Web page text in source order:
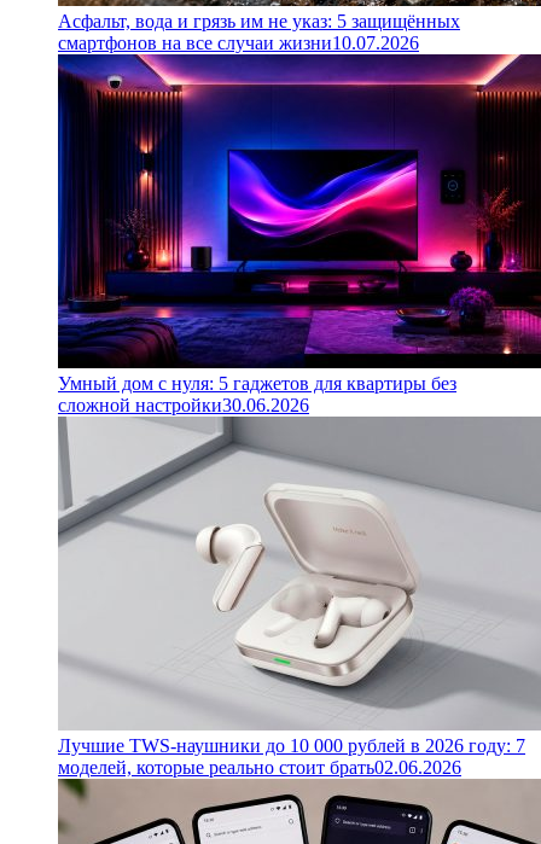
Асфальт, вода и грязь им не указ: 5 защищённых
смартфонов на все случаи жизни10.07.2026
Умный дом с нуля: 5 гаджетов для квартиры без
сложной настройки30.06.2026
Лучшие TWS-наушники до 10 000 рублей в 2026 году: 7
моделей, которые реально стоит брать02.06.2026